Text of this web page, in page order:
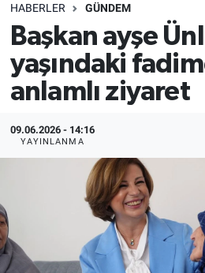
HABERLER GÜNDEM
Başkan ayşe
yaşındaki
anlamlı ziyaret
09.06.2026 - 14:16
YAYINLANMA
Gündem
Türkiye
Dünya
Sağlık
Alış-Veriş/İş dünyası
Eskişehirspor Arşivi
Eskişehir Arşivi
Röportaj
Ekonomi
Kültür Sanat
Bilecik
Süper Lig Puan Durumu ve
Tüm Manşetler
Son Dakika Haberleri
Haber Arşivi